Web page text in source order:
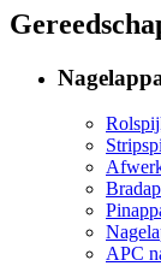
APC